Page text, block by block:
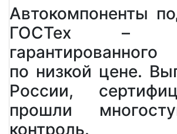
Автокомпоненты
ГОСТех –
гарантированного
по низкой цене.
России,
прошли
контроль.